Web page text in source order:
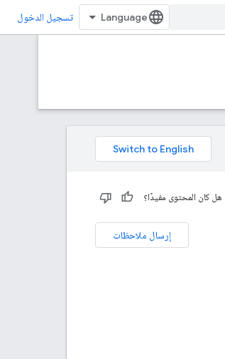
تسجيل الدخول
هل كان المحتوى مفيدًا؟
إرسال ملاحظات